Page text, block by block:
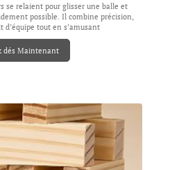
se relaient pour glisser une balle et
possible. Il combine précision,
tout en s’amusant
dés Maintenant